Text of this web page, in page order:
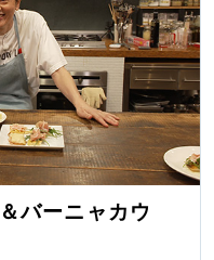
バーニャカウ